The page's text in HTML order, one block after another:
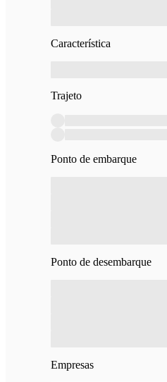
Característica
Trajeto
Ponto de embarque
Ponto de desembarque
Empresas